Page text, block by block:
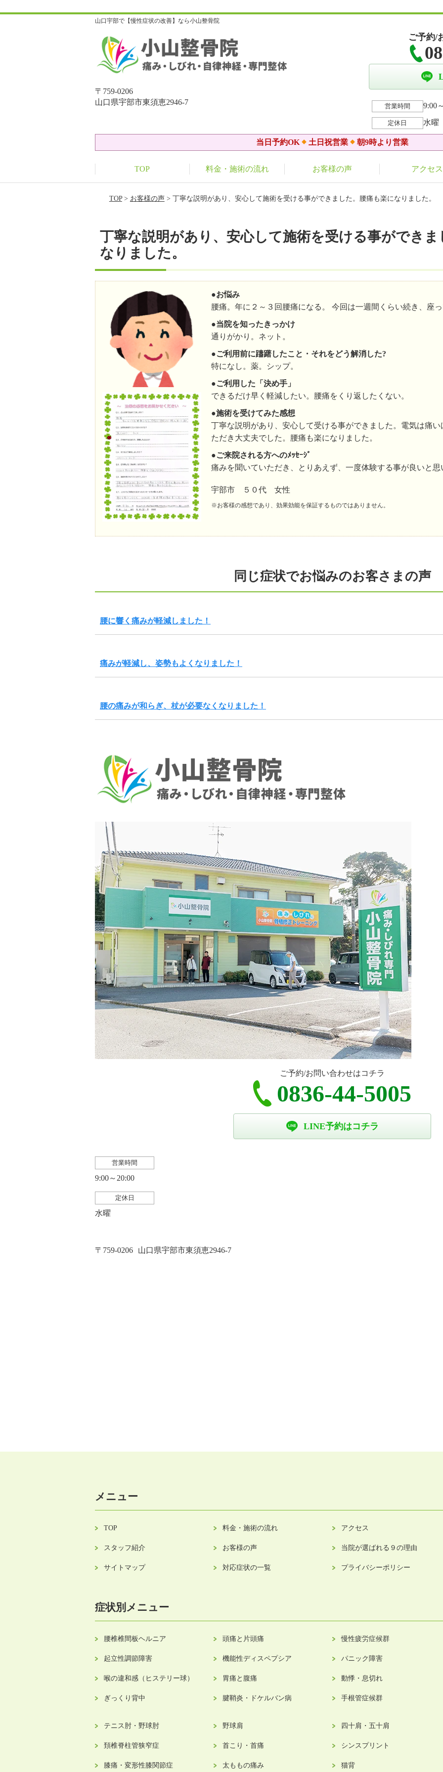
山口宇部で【慢性症状の改善】なら小山整骨院
〒759-0206
山口県宇部市東須恵2946-7
ご予約/
営業時間 9:00
定休日 水曜
当日予約OK 土日祝営業 朝9時より営業
TOP 料金・施術の流れ お客様の声 アクセス
TOP> お客様の声> 丁寧な説明があり、安心して施術を受ける事ができました。腰痛も楽になりました。
丁寧な説明があり、安心して施術を受ける事ができ
なりました。
●お悩み
腰痛。年に２～３回腰痛になる。 今回は一週間くらい続き、座
●当院を知ったきっかけ
通りがかり。ネット。
●ご利用前に躊躇したこと・それをどう解消した?
特になし。薬。シップ。
●ご利用した「決め手」
できるだけ早く軽減したい。腰痛をくり返したくない。
●施術を受けてみた感想
丁寧な説明があり、安心して受ける事ができました。電気は痛
ただき大丈夫でした。腰痛も楽になりました。
●ご来院される方へのﾒｯｾｰｼﾞ
痛みを聞いていただき、とりあえず、一度体験する事が良いと思
宇部市 ５０代 女性
※お客様の感想であり、効果効能を保証するものではありません。
同じ症状でお悩みのお客さまの声
腰に響く痛みが軽減しました！
痛みが軽減し、姿勢もよくなりました！
腰の痛みが和らぎ、杖が必要なくなりました！
ご予約/お問い合わせはコチラ
0836-44-5005
LINE予約はコチラ
営業時間
9:00～20:00
定休日
水曜
〒759-0206 山口県宇部市東須恵2946-7
メニュー
TOP 料金・施術の流れ アクセス
スタッフ紹介 お客様の声 当院が選ばれる９の理由
サイトマップ 対応症状の一覧 プライバシーポリシー
症状別メニュー
腰椎椎間板ヘルニア 頭痛と片頭痛 慢性疲労症候群
起立性調節障害 機能性ディスペプシア パニック障害
喉の違和感（ヒステリー球） 胃痛と腹痛 動悸・息切れ
ぎっくり背中 腱鞘炎・ドケルバン病 手根管症候群
テニス肘・野球肘 野球肩 四十肩・五十肩
頚椎脊柱管狭窄症 首こり・首痛 シンスプリント
膝痛・変形性膝関節症 太ももの痛み 猫背